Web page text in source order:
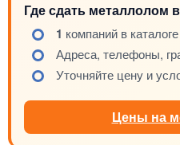
Где сдать металлолом
1 компаний в каталоге
Адреса, телефоны,
Уточняйте цену и
Цены на